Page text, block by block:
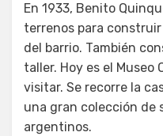
En 1933, Benito
terrenos para
del barrio. También
taller. Hoy es el Museo
visitar. Se recorre la
una gran colección de
argentinos.